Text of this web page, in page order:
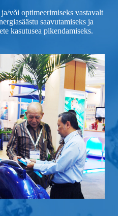
või optimeerimiseks vastavalt
saavutamiseks ja
kasutusea pikendamiseks.